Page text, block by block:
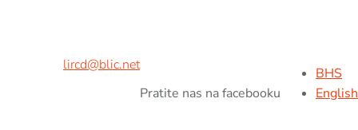
Pratite nas na facebooku
BHS
English
lircd@blic.net